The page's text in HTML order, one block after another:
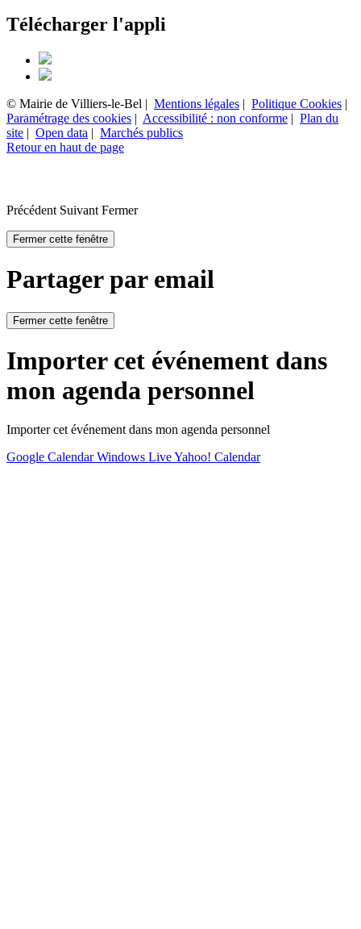
Télécharger l'appli
© Mairie de Villiers-le-Bel | Mentions légales | Politique Cookies |
Paramétrage des cookies | Accessibilité : non conforme | Plan du
site | Open data | Marchés publics
Retour en haut de page
Précédent Suivant Fermer
Fermer cette fenêtre
Partager par email
Fermer cette fenêtre
Importer cet événement dans
mon agenda personnel
Importer cet événement dans mon agenda personnel
Google CalendarWindows LiveYahoo! Calendar